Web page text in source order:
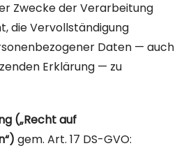
Zwecke der Verarbeitung
die Vervollständigung
Daten — auch
Erklärung — zu
(„Recht auf
gem. Art. 17 DS-GVO: